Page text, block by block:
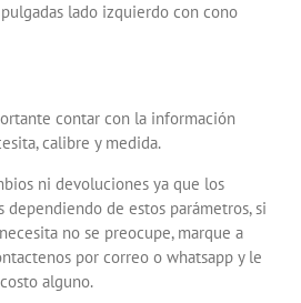
lado izquierdo con cono
contar con la información
calibre y medida.
ni devoluciones ya que los
dependiendo de estos parámetros, si
no se preocupe, marque a
por correo o whatsapp y le
alguno.